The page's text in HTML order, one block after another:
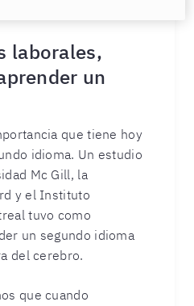
laborales,
un
que tiene hoy
idioma. Un estudio
Mc Gill, la
y el Instituto
tuvo como
un segundo idioma
del cerebro.
que cuando